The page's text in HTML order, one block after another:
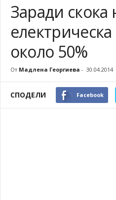
Заради скока
около 50%
От Мадлена Георгиева - 30.04.2014
СПОДЕЛИ Facebook